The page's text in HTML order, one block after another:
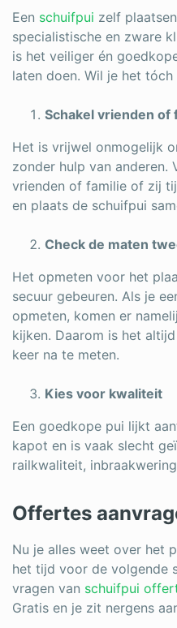
Een schuifpui zelf plaatsen
specialistische en zware
is het veiliger én
laten doen. Wil je het
Schakel vrienden of
Het is vrijwel onmogelijk
zonder hulp van anderen.
vrienden of familie of zij
en plaats de schuifpui
Check de maten
Het opmeten voor het
secuur gebeuren. Als je
opmeten, komen er
kijken. Daarom is het
keer na te meten.
Kies voor kwaliteit
Een goedkope pui lijkt
kapot en is vaak slecht
railkwaliteit,
Offertes
Nu je alles weet over het
het tijd voor de volgende
vragen van schuifpui
Gratis en je zit nergens